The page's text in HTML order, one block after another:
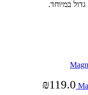
במיוחד.
₪119.0